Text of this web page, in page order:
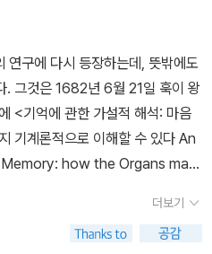
였다. ‘인상(impression)’이란
창고, 동물을 가둬두는 새장, 귀중
의 지갑 등 매우 다양한 저장 공간
심해, 궁전, 극장 같은 은유는 기억
스 아퀴나스의 비서이던 레지날드
로 여겼다. 17세기 영국왕립학회
기억 이론을 세우는 데 기계론적
석(빛을 저장했다가 어둠 속에서
구에 다시 등장하는데, 뜻밖에도
. 그것은 1682년 6월 21일 훅이 왕
기억에 관한 가설적 해석: 마음
기계론적으로 이해할 수 있다 An
how the Organs mad
었다. 훅에 따르면, 우리의 모든
인상을 보유하고 재생하는 뇌의
더보기